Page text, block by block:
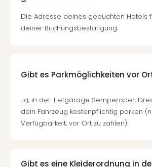
Die Adresse deines gebuchten Hotels
deiner Buchungsbestätigung.
Gibt es Parkmöglichkeiten vor
Ja, in der Tiefgarage Semperoper,
dein Fahrzeug kostenpflichtig parken
Verfügbarkeit, vor Ort zu zahlen).
Gibt es eine Kleiderordnung in